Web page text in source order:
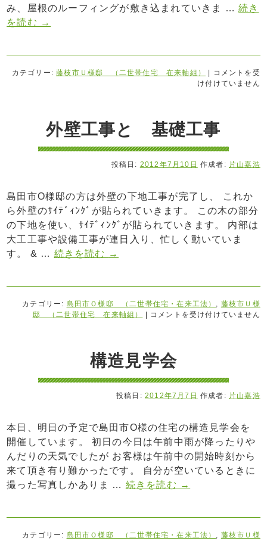
み、屋根のルーフィングが敷き込まれていきま … 続き
を読む →
カテゴリー: 藤枝市Ｕ様邸 （二世帯住宅 在来軸組）
コメントを受
け付けていません
外壁工事と 基礎工事
投稿日: 2012年7月10日 作成者: 片山嘉浩
島田市O様邸の方は外壁の下地工事が完了し、 これか
ら外壁のｻｲﾃﾞｨﾝｸﾞが貼られていきます。 この木の部分
の下地を使い、ｻｲﾃﾞｨﾝｸﾞが貼られていきます。 内部は
大工工事や設備工事が連日入り、忙しく動いていま
す。 & … 続きを読む →
カテゴリー: 島田市Ｏ様邸 （二世帯住宅・在来工法） , 藤枝市Ｕ様
邸 （二世帯住宅 在来軸組）
コメントを受け付けていません
構造見学会
投稿日: 2012年7月7日 作成者: 片山嘉浩
本日、明日の予定で島田市O様の住宅の構造見学会を
開催しています。 初日の今日は午前中雨が降ったりや
んだりの天気でしたが お客様は午前中の開始時刻から
来て頂き有り難かったです。 自分が空いているときに
撮った写真しかありま … 続きを読む →
カテゴリー: 島田市Ｏ様邸 （二世帯住宅・在来工法） , 藤枝市Ｕ様